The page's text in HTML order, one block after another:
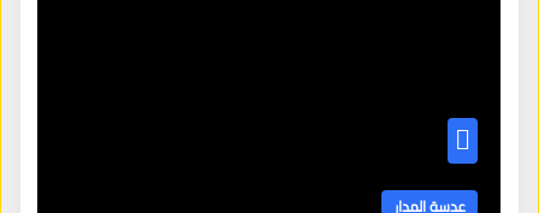
عدسة المدار